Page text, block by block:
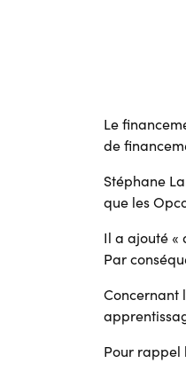
Le
de
Stéphane
que les
Il a ajouté «
Par
Concernant
Pour rappel